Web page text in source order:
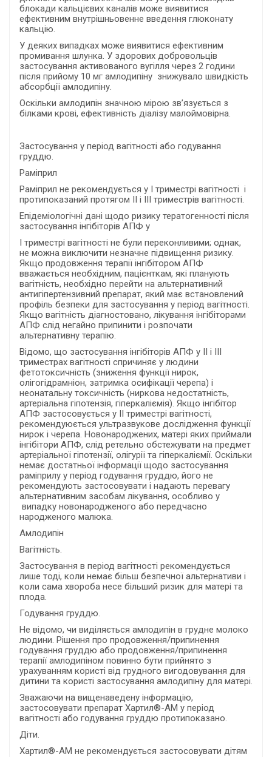
блокади кальцієвих каналів може виявитися
ефективним внутрішньовенне введення глюконату
кальцію.
У деяких випадках може виявитися ефективним
промивання шлунка. У здорових добровольців
застосування активованого вугілля через 2 години
після прийому 10 мг амлодипіну знижувало швидкість
абсорбції амлодипіну.
Оскільки амлодипін значною мірою зв’язується з
білками крові, ефективність діалізу малоймовірна.
Застосування у період вагітності або годування
груддю.
Раміприл
Раміприл не рекомендується у І триместрі вагітності і
протипоказаний протягом ІІ і ІІІ триместрів вагітності.
Епідеміологічні дані щодо ризику тератогенності після
застосування інгібіторів АПФ у
I триместрі вагітності не були переконливими; однак,
не можна виключити незначне підвищення ризику.
Якщо продовження терапії інгібітором АПФ
вважається необхідним, пацієнткам, які планують
вагітність, необхідно перейти на альтернативний
антигіпертензивний препарат, який має встановлений
профіль безпеки для застосування у період вагітності.
Якщо вагітність діагностовано, лікування інгібіторами
АПФ слід негайно припинити і розпочати
альтернативну терапію.
Відомо, що застосування інгібіторів АПФ у II і III
триместрах вагітності спричиняє у людини
фетотоксичність (зниження функції нирок,
олігогідрамніон, затримка осифікації черепа) і
неонатальну токсичність (ниркова недостатність,
артеріальна гіпотензія, гіперкаліємія). Якщо інгібітор
АПФ застосовується у ІІ триместрі вагітності,
рекомендуюється ультразвукове дослідження функції
нирок і черепа. Новонароджених, матері яких приймали
інгібітори АПФ, слід ретельно обстежувати на предмет
артеріальної гіпотензії, олігурії та гіперкаліємії. Оскільки
немає достатньої інформації щодо застосування
раміприлу у період годування груддю, його не
рекомендують застосовувати і надають перевагу
альтернативним засобам лікування, особливо у
випадку новонародженого або передчасно
народженого малюка.
Амлодипін
Вагітність.
Застосування в період вагітності рекомендується
лише тоді, коли немає більш безпечної альтернативи і
коли сама хвороба несе більший ризик для матері та
плода.
Годування груддю.
Не відомо, чи виділяється амлодипін в грудне молоко
людини. Рішення про продовження/припинення
годування груддю або продовження/припинення
терапії амлодипіном повинно бути прийнято з
урахуванням користі від грудного вигодовування для
дитини та користі застосування амлодипіну для матері.
Зважаючи на вищенаведену інформацію,
застосовувати препарат Хартил®-АМ у період
вагітності або годування груддю протипоказано.
Діти.
Хартил®-АМ не рекомендується застосовувати дітям